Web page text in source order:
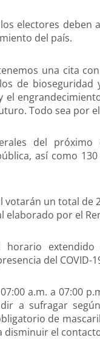
electores
del país.
una cita
de
el
Todo sea por
del
así como
votarán un total de
por el
del COVID-
a.m. a 07:00
a sufragar
de
el